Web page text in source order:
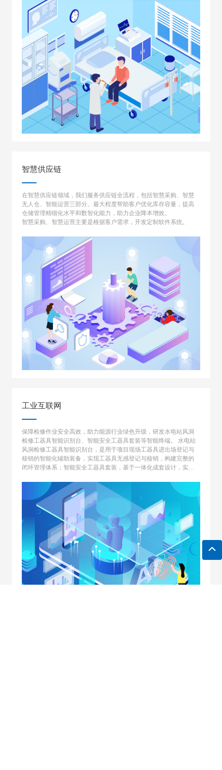
智慧供应链
在智慧供应链领域，我们服务供应链全流程，包括智慧采购、智慧
无人仓、智能运营三部分。最大程度帮助客户优化库存容量，提高
仓储管理精细化水平和数智化能力，助力企业降本增效。
智慧采购、智慧运营主要是根据客户需求，开发定制软件系统。
工业互联网
保障检修作业安全高效，助力能源行业绿色升级，研发水电站风洞
检修工器具智能识别台、智能安全工器具套装等智能终端。 水电站
风洞检修工器具智能识别台，是用于项目现场工器具进出场登记与
核销的智能化辅助装备，实现工器具无感登记与核销，构建完整的
闭环管理体系；智能安全工器具套装，基于一体化成套设计，实现
范性监控预警。